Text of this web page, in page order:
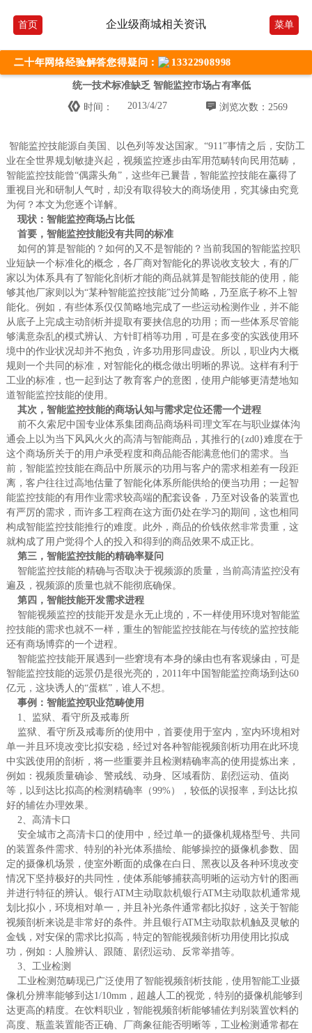
首页 企业级商城相关资讯 菜单
二十年网络经验解答您得疑问： 13322908998
统一技术标准缺乏 智能监控市场占有率低
 浏览次数：2569
 时间： 2013/4/27
智能监控技能源自美国、以色列等发达国家。“911”事情之后，安防工
业在全世界规划敏捷兴起，视频监控逐步由军用范畴转向民用范畴，
智能监控技能曾“偶露头角”，这些年已曩昔，智能监控技能在赢得了
重视目光和研制人气时，却没有取得较大的商场使用，究其缘由究竟
为何？本文为您逐个详解。
现状：智能监控商场占比低
首要，智能监控技能没有共同的标准
如何的算是智能的？如何的又不是智能的？当前我国的智能监控职
业短缺一个标准化的概念，各厂商对智能化的界说收支较大，有的厂
家以为体系具有了智能化剖析才能的商品就算是智能技能的使用，能
够其他厂家则以为“某种智能监控技能”过分简略，乃至底子称不上智
能化。例如，有些体系仅仅简略地完成了一些运动检测作业，并不能
从底子上完成主动剖析并提取有要挟信息的功用；而一些体系尽管能
够满意杂乱的模式辨认、方针盯梢等功用，可是在多变的实践使用环
境中的作业状况却并不抱负，许多功用形同虚设。所以，职业内大概
规则一个共同的标准，对智能化的概念做出明晰的界说。这样有利于
工业的标准，也一起到达了教育客户的意图，使用户能够更清楚地知
道智能监控技能的使用。
其次，智能监控技能的商场认知与需求定位还需一个进程
前不久索尼中国专业体系集团商品商场科司理文军在与职业媒体沟
通会上以为当下风风火火的高清与智能商品，其推行的{zd0}难度在于
这个商场所关于的用户承受程度和商品能否能满意他们的需求。当
前，智能监控技能在商品中所展示的功用与客户的需求相差有一段距
离，客户往往过高地估量了智能化体系所能供给的便当功用；一起智
能监控技能的有用作业需求较高端的配套设备，乃至对设备的装置也
有严厉的需求，而许多工程商在这方面仍处在学习的期间，这也相同
构成智能监控技能推行的难度。此外，商品的价钱依然非常贵重，这
就构成了用户觉得个人的投入和得到的商品效果不成正比。
第三，智能监控技能的精确率疑问
智能监控技能的精确与否取决于视频源的质量，当前高清监控没有
遍及，视频源的质量也就不能彻底确保。
第四，智能技能开发需求进程
智能视频监控的技能开发是永无止境的，不一样使用环境对智能监
控技能的需求也就不一样，重生的智能监控技能在与传统的监控技能
还有商场博弈的一个进程。
智能监控技能开展遇到一些窘境有本身的缘由也有客观缘由，可是
智能监控技能的远景仍是很光亮的，2011年中国智能监控商场到达60
亿元，这块诱人的“蛋糕”，谁人不想。
事例：智能监控职业范畴使用
1、监狱、看守所及戒毒所
监狱、看守所及戒毒所的使用中，首要使用于室内，室内环境相对
单一并且环境改变比拟安稳，经过对各种智能视频剖析功用在此环境
中实践使用的剖析，将一些重要并且检测精确率高的使用提炼出来，
例如：视频质量确诊、警戒线、动身、区域看防、剧烈运动、值岗
等，以到达比拟高的检测精确率（99%），较低的误报率，到达比拟
好的辅佐办理效果。
2、高清卡口
安全城市之高清卡口的使用中，经过单一的摄像机规格型号、共同
的装置条件需求、特别的补光体系描绘、能够操控的摄像机参数、固
定的摄像机场景，使室外断面的成像在白日、黑夜以及各种环境改变
情况下坚持极好的共同性，使体系能够捕获高明晰的运动方针的图画
并进行特征的辨认。银行ATM主动取款机银行ATM主动取款机通常规
划比拟小，环境相对单一，并且补光条件通常都比拟好，这关于智能
视频剖析来说是非常好的条件。并且银行ATM主动取款机触及灵敏的
金钱，对安保的需求比拟高，特定的智能视频剖析功用使用比拟成
功，例如：人脸辨认、跟随、剧烈运动、反常举措等。
3、工业检测
工业检测范畴现已广泛使用了智能视频剖析技能，使用智能工业摄
像机分辨率能够到达1/10mm，超越人工的视觉，特别的摄像机能够到
达更高的精度。在饮料职业，智能视频剖析能够辅佐判别装置饮料的
高度、瓶盖装置能否正确、厂商象征能否明晰等，工业检测通常都在